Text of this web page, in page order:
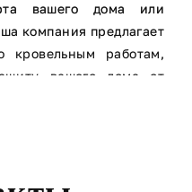
вашего дома или
компания предлагает
кровельным работам,
вашего дома от
Мы работаем с
и стиля.